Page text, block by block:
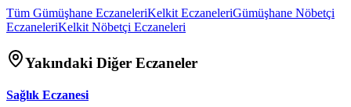
Tüm Gümüşhane EczaneleriKelkitEczaneleriGümüşhane Nöbetçi
EczaneleriKelkitNöbetçi Eczaneleri
Yakındaki Diğer Eczaneler
Sağlık Eczanesi